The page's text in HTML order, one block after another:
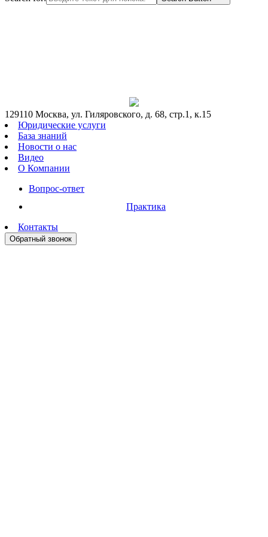
129110 Москва, ул. Гиляровского, д. 68, стр.1, к.15
Юридические услуги
База знаний
Новости о нас
Видео
О Компании
Вопрос-ответ
Практика
Контакты
Обратный звонок